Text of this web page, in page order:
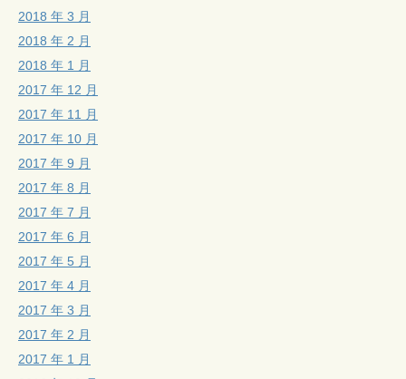
2018 年 3 月
2018 年 2 月
2018 年 1 月
2017 年 12 月
2017 年 11 月
2017 年 10 月
2017 年 9 月
2017 年 8 月
2017 年 7 月
2017 年 6 月
2017 年 5 月
2017 年 4 月
2017 年 3 月
2017 年 2 月
2017 年 1 月